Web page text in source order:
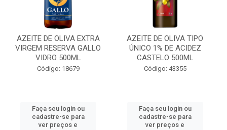
AZEITE DE OLIVA EXTRA
VIRGEM RESERVA GALLO
VIDRO 500ML
Código: 18679
Faça seu login ou
cadastre-se para
ver preços e
AZEITE DE OLIVA TIPO
ÚNICO 1% DE ACIDEZ
CASTELO 500ML
Código: 43355
Faça seu login ou
cadastre-se para
ver preços e